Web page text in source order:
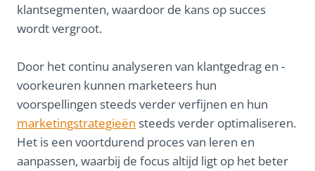
klantsegmenten, waardoor de kans op succes
wordt vergroot.
Door het continu analyseren van klantgedrag en -
voorkeuren kunnen marketeers hun
voorspellingen steeds verder verfijnen en hun
marketingstrategieën steeds verder optimaliseren.
Het is een voortdurend proces van leren en
aanpassen, waarbij de focus altijd ligt op het beter